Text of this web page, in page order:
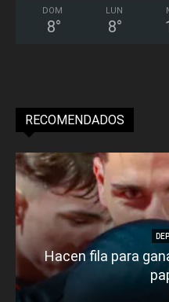
DOM
8°
LUN
8°
RECOMENDADOS
Hacen fila para